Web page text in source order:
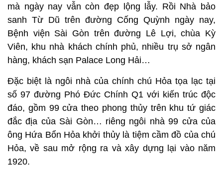
mà ngày nay vẫn còn đẹp lộng lẫy. Rồi Nhà bảo
sanh Từ Dũ trên đường Cống Quỳnh ngày nay,
Bệnh viện Sài Gòn trên đường Lê Lợi, chùa Kỳ
Viên, khu nhà khách chính phủ, nhiều trụ sở ngân
hàng, khách sạn Palace Long Hải…
Đặc biệt là ngôi nhà của chính chú Hỏa tọa lạc tại
số 97 đường Phó Đức Chính Q1 với kiến trúc độc
đáo, gồm 99 cửa theo phong thủy trên khu tứ giác
đắc địa của Sài Gòn… riêng ngôi nhà 99 cửa của
ông Hứa Bổn Hỏa khởi thủy là tiệm cầm đồ của chú
Hỏa, về sau mở rộng ra và xây dựng lại vào năm
1920.